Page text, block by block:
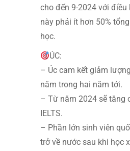
cho đến 9-2024 với điều
này phải ít hơn 50%
học.
ÚC:
– Úc cam kết giảm
năm trong hai năm tới.
– Từ năm 2024 sẽ tăng
IELTS.
– Phần lớn sinh viên
trở về nước sau khi học